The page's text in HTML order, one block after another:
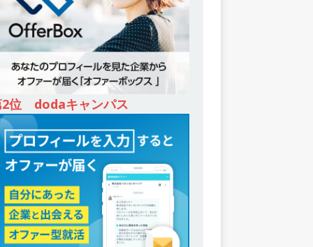
2位 dodaキャンパス